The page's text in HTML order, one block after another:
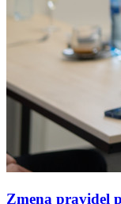
Zmena pravidel